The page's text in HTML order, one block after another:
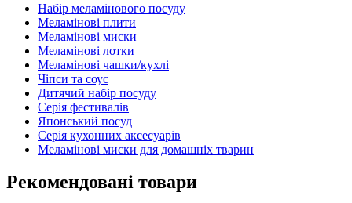
Набір меламінового посуду
Меламінові плити
Меламінові миски
Меламінові лотки
Меламінові чашки/кухлі
Чіпси та соус
Дитячий набір посуду
Серія фестивалів
Японський посуд
Серія кухонних аксесуарів
Меламінові миски для домашніх тварин
Рекомендовані товари